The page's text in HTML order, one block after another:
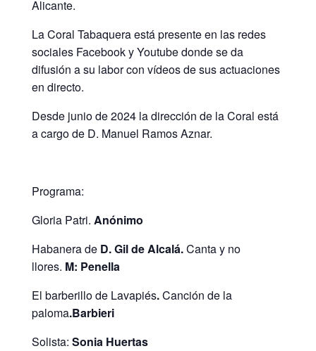
Alicante.
La Coral Tabaquera está presente en las redes
sociales Facebook y Youtube donde se da
difusión a su labor con vídeos de sus actuaciones
en directo.
Desde junio de 2024 la dirección de la Coral está
a cargo de D. Manuel Ramos Aznar.
Programa:
Gloria Patri. Anónimo
Habanera deD. Gil de Alcalá.Canta y no
llores. M: Penella
El barberillo de Lavapiés.Canción de la
paloma.Barbieri
Solista: Sonia Huertas